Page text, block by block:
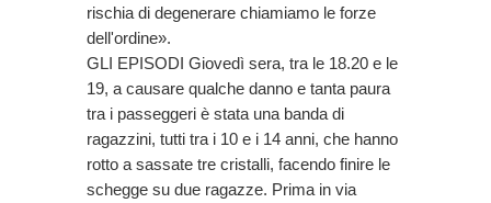
rischia di degenerare chiamiamo le forze
dell'ordine».
GLI EPISODI Giovedì sera, tra le 18.20 e le
19, a causare qualche danno e tanta paura
tra i passeggeri è stata una banda di
ragazzini, tutti tra i 10 e i 14 anni, che hanno
rotto a sassate tre cristalli, facendo finire le
schegge su due ragazze. Prima in via